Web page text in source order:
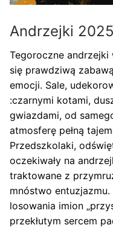
Andrzejki 2025
Tegoroczne andrzejki
się prawdziwą
emocji. Sale,
:czarnymi kotami,
gwiazdami, od
atmosferę pełną
Przedszkolaki,
oczekiwały na
traktowane z
mnóstwo
losowania imion
przekłutym sercem